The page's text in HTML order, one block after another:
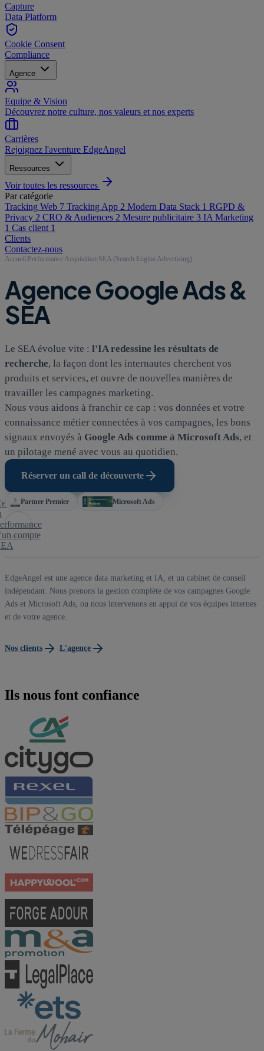
Capture
Data Platform
Cookie Consent
Compliance
Agence
Equipe & Vision
Découvrez notre culture, nos valeurs et nos experts
Carrières
Rejoignez l'aventure EdgeAngel
Ressources
Voir toutes les ressources
Par catégorie
Tracking Web 7 Tracking App 2 Modern Data Stack 1 RGPD &
Privacy 2 CRO & Audiences 2 Mesure publicitaire 3 IA Marketing
1 Cas client 1
Clients
Contactez-nous
Accueil Performance Acquisition SEA (Search Engine Advertising)
Agence Google Ads &
SEA
Le SEA évolue vite : l'IA redessine les résultats de
recherche, la façon dont les internautes cherchent vos
produits et services, et ouvre de nouvelles manières de
travailler les campagnes marketing.
Nous vous aidons à franchir ce cap : vos données et votre
connaissance métier connectées à vos campagnes, les bons
signaux envoyés à Google Ads comme à Microsoft Ads, et
un pilotage mené avec vous au quotidien.
Réserver un call de découverte
Partner Premier Microsoft Ads
qui fait
compte
EdgeAngel est une agence data marketing et IA, et un cabinet de conseil
indépendant. Nous prenons la gestion complète de vos campagnes Google
Ads et Microsoft Ads, ou nous intervenons en appui de vos équipes internes
et de votre agence.
Nos clients ·L'agence
Ils nous font confiance